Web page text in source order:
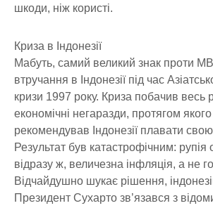
шкоди, ніж користі.
Криза в Індонезії
Мабуть, самий великий знак проти
втручання в Індонезії під час
кризи 1997 року. Криза побачив весь
економічні негаразди, протягом
рекомендував Індонезії плавати
Результат був катастрофічним: рупія
відразу ж, величезна інфляція, а не
Відчайдушно шукає рішення,
Президент Сухарто зв’язався з